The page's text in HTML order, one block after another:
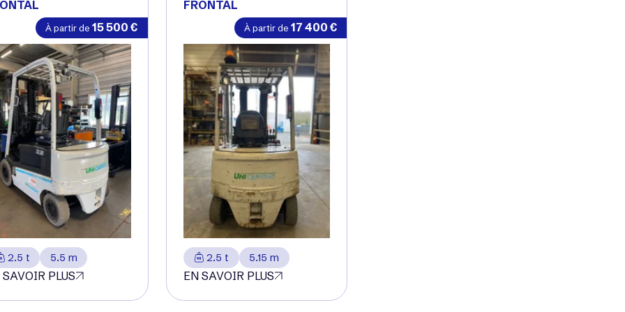
À partir de15 500 €
2.5 t 5.5 m
PLUS
FRONTAL
À partir de 17 400 €
2.5 t 5.15 m
EN SAVOIR PLUS